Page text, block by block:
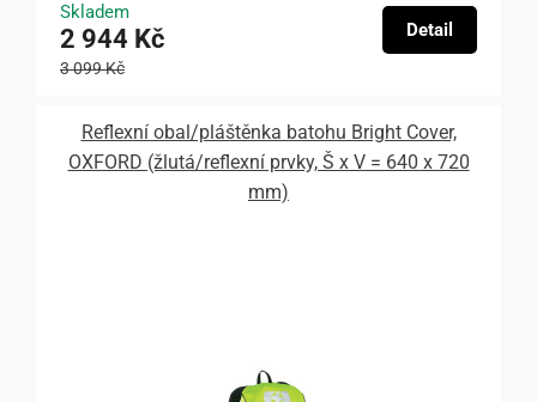
Skladem
2 944 Kč
3 099 Kč
Detail
Reflexní obal/pláštěnka batohu Bright Cover,
OXFORD (žlutá/reflexní prvky, Š x V = 640 x 720
mm)